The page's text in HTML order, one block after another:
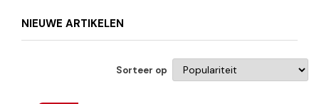
NIEUWE ARTIKELEN
Sorteer op